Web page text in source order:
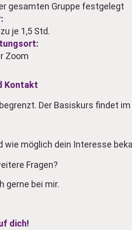
gesamten Gruppe festgelegt
je 1,5 Std.
Zoom
Kontakt
Der Basiskurs findet
wie möglich dein Interesse
Fragen?
gerne bei mir.
dich!